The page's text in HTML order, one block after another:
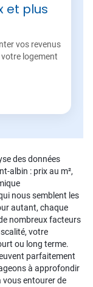
et plus
vos revenus
logement
des données
albin : prix au m²,
nous semblent les
autant, chaque
nombreux facteurs
votre
ou long terme.
parfaitement
à approfondir
vous entourer de